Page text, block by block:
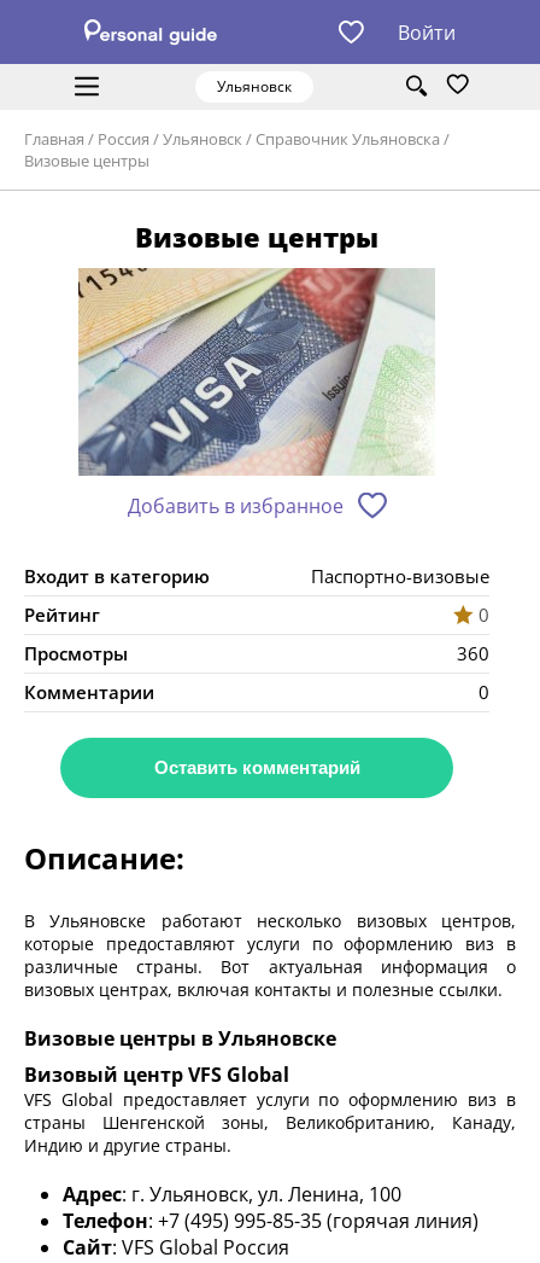
Войти
Ульяновск
Главная / Россия /Ульяновск / Справочник Ульяновска /
Визовые центры
Визовые центры
Добавить в избранное
Входит в категорию
Паспортно-визовые
Рейтинг
0
Просмотры
360
Комментарии
0
Оставить комментарий
Описание:
В Ульяновске работают несколько визовых центров,
которые предоставляют услуги по оформлению виз в
различные страны. Вот актуальная информация о
визовых центрах, включая контакты и полезные ссылки.
Визовые центры в Ульяновске
Визовый центр VFS Global
VFS Global предоставляет услуги по оформлению виз в
страны Шенгенской зоны, Великобританию, Канаду,
Индию и другие страны.
Адрес: г. Ульяновск, ул. Ленина, 100
Телефон: +7 (495) 995-85-35 (горячая линия)
Сайт: VFS Global Россия